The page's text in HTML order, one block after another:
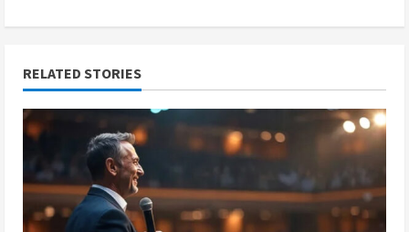
t
n
u
e
R
RELATED STORIES